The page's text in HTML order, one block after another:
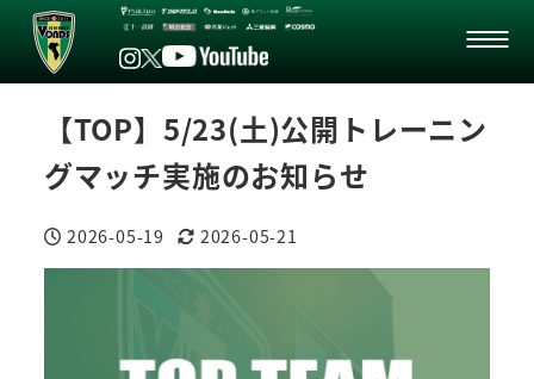
【TOP】5/23(土)公開トレーニン
グマッチ実施のお知らせ
投稿日
2026-05-19
更新日
2026-05-21